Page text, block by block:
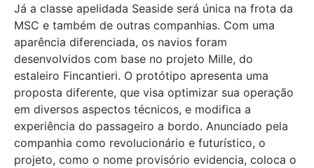
Já a classe apelidada Seaside será única na frota da
MSC e também de outras companhias. Com uma
aparência diferenciada, os navios foram
desenvolvidos com base no projeto Mille, do
estaleiro Fincantieri. O protótipo apresenta uma
proposta diferente, que visa optimizar sua operação
em diversos aspectos técnicos, e modifica a
experiência do passageiro a bordo. Anunciado pela
companhia como revolucionário e futurístico, o
projeto, como o nome provisório evidencia, coloca o